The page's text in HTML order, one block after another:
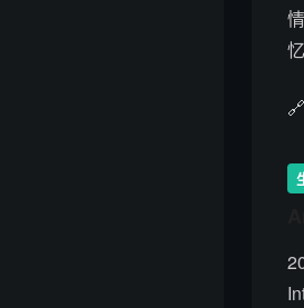
🔗